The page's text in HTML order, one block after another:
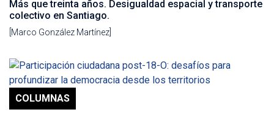
Más que treinta años. Desigualdad espacial y transporte
colectivo en Santiago.
[Marco González Martínez]
COLUMNAS